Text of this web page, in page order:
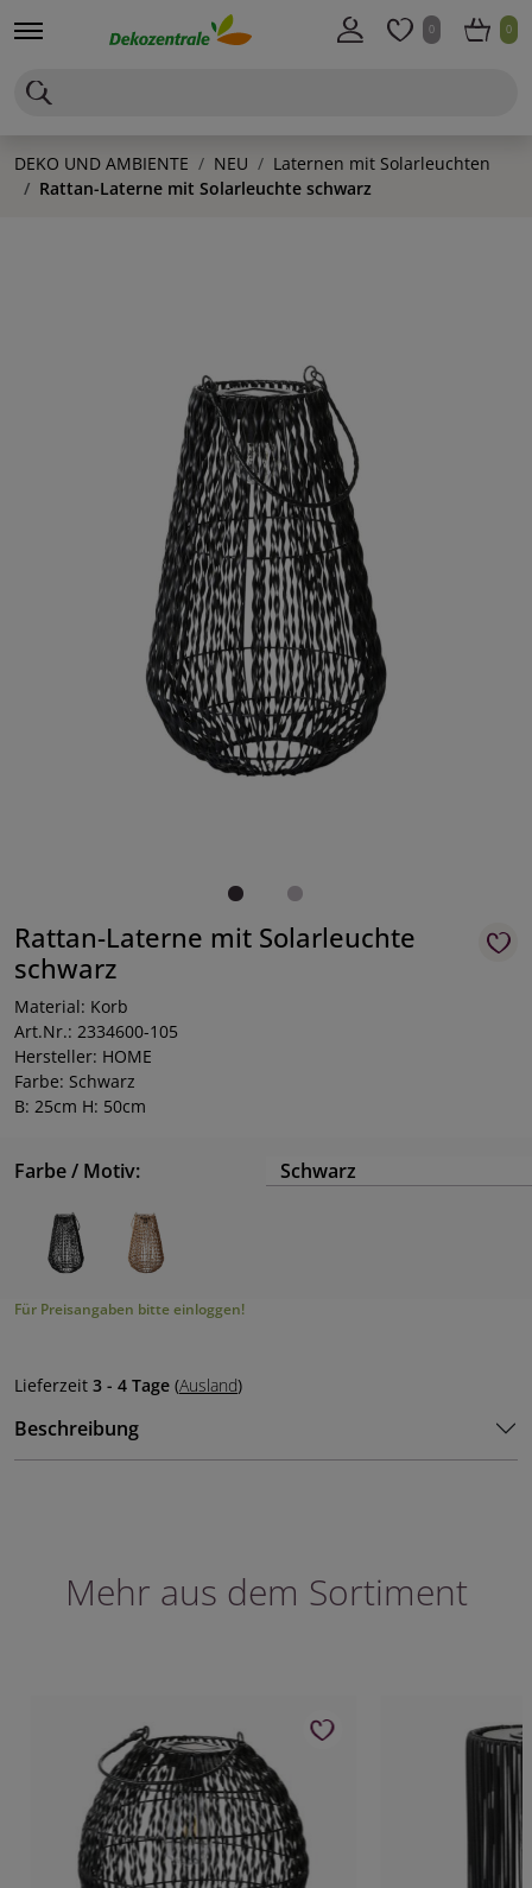
0 0
DEKO UND AMBIENTE NEU
Laternen mit Solarleuchten
Rattan-Laterne mit Solarleuchte schwarz
Rattan-Laterne mit Solarleuchte
schwarz
Material: Korb
Art.Nr.: 2334600-105
Hersteller: HOME
Farbe: Schwarz
B: 25cm H: 50cm
Farbe / Motiv: Schwarz
Für Preisangaben bitte einloggen!
Lieferzeit 3 - 4 Tage (Ausland)
Beschreibung
Mehr aus dem Sortiment